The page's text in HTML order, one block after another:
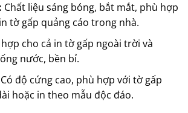
Chất liệu sáng bóng, bắt mắt, phù hợp
tờ gấp quảng cáo trong nhà.
cho cả in tờ gấp ngoài trời và
nước, bền bỉ.
Có độ cứng cao, phù hợp với tờ gấp
hoặc in theo mẫu độc đáo.